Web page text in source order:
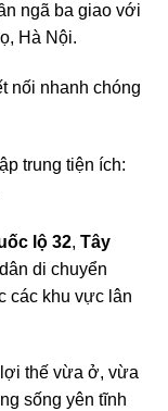
ngã ba giao với
Hà Nội.
nối nhanh chóng
trung tiện ích:
lộ 32, Tây
di chuyển
các khu vực lân
thế vừa ở, vừa
sống yên tĩnh